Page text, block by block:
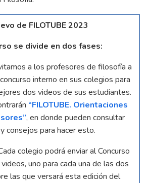
de FILOTUBE 2023
se divide en dos fases:
a los profesores de filosofía a
interno en sus colegios para
dos videos de sus estudiantes.
“FILOTUBE. Orientaciones
, en donde pueden consultar
consejos para hacer esto.
colegio podrá enviar al Concurso
uno para cada una de las dos
las que versará esta edición del